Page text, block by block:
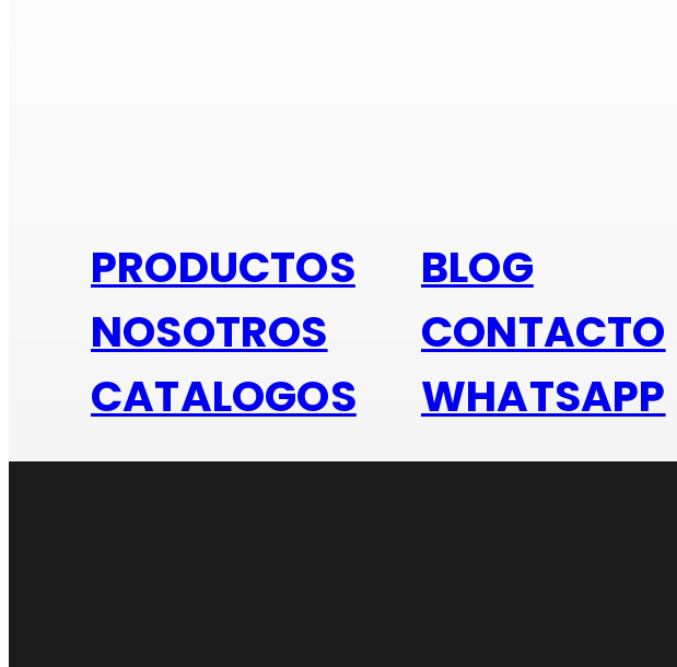
PRODUCTOS
NOSOTROS
CATALOGOS
BLOG
CONTACTO
WHATSAPP